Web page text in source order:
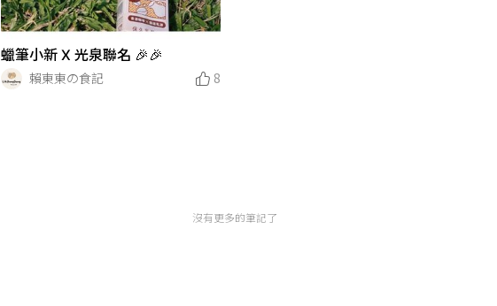
蠟筆小新 X 光泉聯名 🎉🎉
賴東東の食記
8
沒有更多的筆記了